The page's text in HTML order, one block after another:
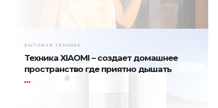
БЫТОВАЯ ТЕХНИКА
Техника XIAOMI – создает домашнее
пространство где приятно дышать